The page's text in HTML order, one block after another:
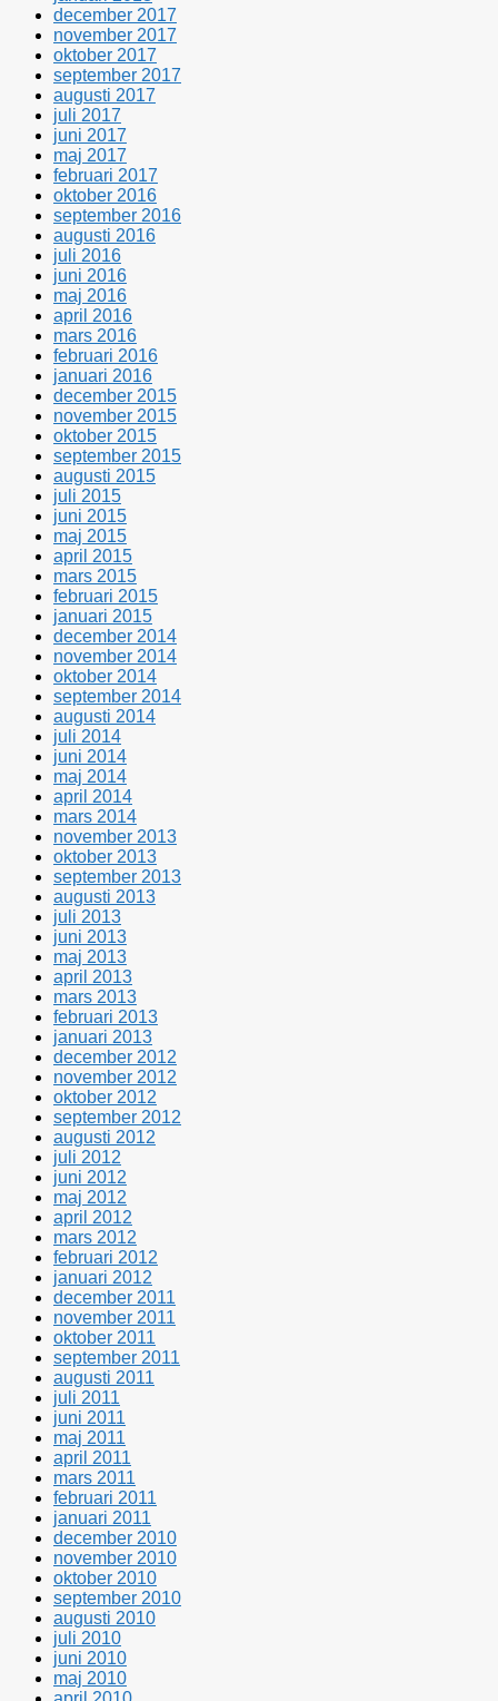
december 2017
november 2017
oktober 2017
september 2017
augusti 2017
juli 2017
juni 2017
maj 2017
februari 2017
oktober 2016
september 2016
augusti 2016
juli 2016
juni 2016
maj 2016
april 2016
mars 2016
februari 2016
januari 2016
december 2015
november 2015
oktober 2015
september 2015
augusti 2015
juli 2015
juni 2015
maj 2015
april 2015
mars 2015
februari 2015
januari 2015
december 2014
november 2014
oktober 2014
september 2014
augusti 2014
juli 2014
juni 2014
maj 2014
april 2014
mars 2014
november 2013
oktober 2013
september 2013
augusti 2013
juli 2013
juni 2013
maj 2013
april 2013
mars 2013
februari 2013
januari 2013
december 2012
november 2012
oktober 2012
september 2012
augusti 2012
juli 2012
juni 2012
maj 2012
april 2012
mars 2012
februari 2012
januari 2012
december 2011
november 2011
oktober 2011
september 2011
augusti 2011
juli 2011
juni 2011
maj 2011
april 2011
mars 2011
februari 2011
januari 2011
december 2010
november 2010
oktober 2010
september 2010
augusti 2010
juli 2010
juni 2010
maj 2010